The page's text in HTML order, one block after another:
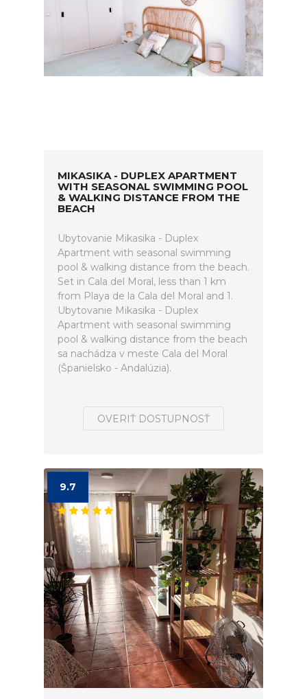
MIKASIKA - DUPLEX APARTMENT
WITH SEASONAL SWIMMING POOL
& WALKING DISTANCE FROM THE
BEACH
Ubytovanie Mikasika - Duplex
Apartment with seasonal swimming
pool & walking distance from the beach.
Set in Cala del Moral, less than 1 km
from Playa de la Cala del Moral and 1.
Ubytovanie Mikasika - Duplex
Apartment with seasonal swimming
pool & walking distance from the beach
sa nachádza v meste Cala del Moral
(Španielsko - Andalúzia).
OVERIŤ DOSTUPNOSŤ
9.7